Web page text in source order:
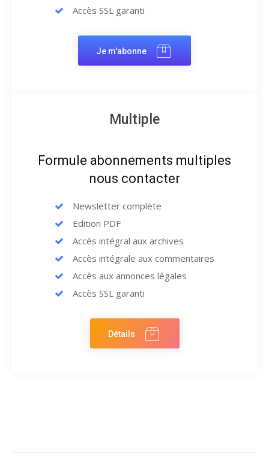
Accès SSL garanti
Je m'abonne
Multiple
Formule abonnements multiples
nous contacter
Newsletter complète
Edition PDF
Accès intégral aux archives
Accès intégrale aux commentaires
Accès aux annonces légales
Accès SSL garanti
Détails